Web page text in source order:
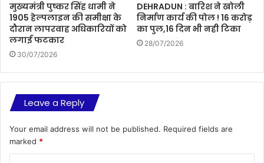
मुख्यमंत्री पुष्कर सिंह धामी ने
1905 हेल्पलाइन की समीक्षा के
दौरान लापरवाह अधिकारियों को
लगाई फटकार
30/07/2026
DEHRADUN : बारिश ने खोली
निर्माण कार्य की पोल ! 16 करोड़
का पुल,16 दिन भी नही टिका
28/07/2026
Leave a Reply
Your email address will not be published. Required fields are
marked *